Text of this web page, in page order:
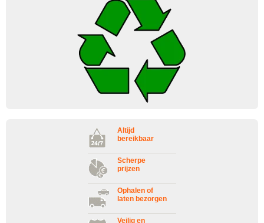
Altijd
bereikbaar
Scherpe
prijzen
Ophalen of
laten bezorgen
Veilig en